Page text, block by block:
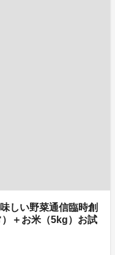
しい野菜通信臨時創
＋お米（5kg）お試